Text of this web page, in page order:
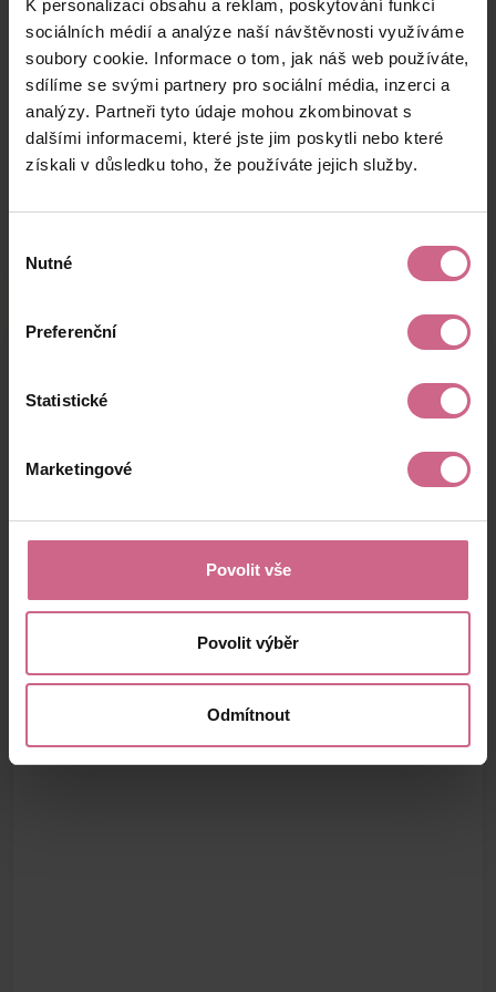
K personalizaci obsahu a reklam, poskytování funkcí
sociálních médií a analýze naší návštěvnosti využíváme
soubory cookie. Informace o tom, jak náš web používáte,
sdílíme se svými partnery pro sociální média, inzerci a
analýzy. Partneři tyto údaje mohou zkombinovat s
dalšími informacemi, které jste jim poskytli nebo které
získali v důsledku toho, že používáte jejich služby.
souhlasu
Nutné
Preferenční
Statistické
Marketingové
Povolit vše
Povolit výběr
Odmítnout
J****
D****
19. 8. 2024
21:12:18
M****
T****
35 000 Kč
19. 8. 2024
20:52:51
10 150 Kč
P****
B****
500 Kč
19. 8. 2024
20:48:57
145 Kč
keyboard_arrow_left keyboard_arrow_right